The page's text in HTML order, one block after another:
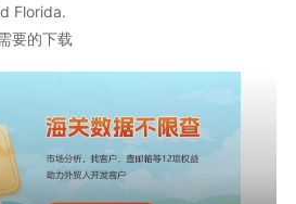
Florida.
要的下载